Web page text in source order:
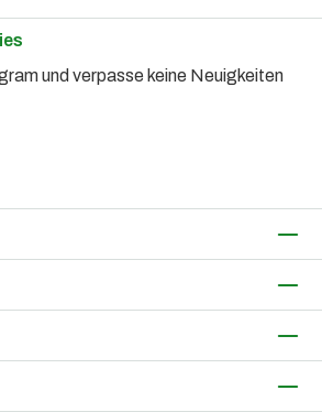
und verpasse keine Neuigkeiten